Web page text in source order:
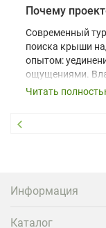
Современный
поиска крыши
опытом:
ощущениями.
шале понимают,
вернуться и
проектора.
Читать
Информация
Каталог